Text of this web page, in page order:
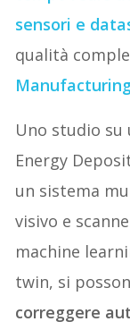
sensori e
qualità
Uno studio su
Energy
un sistema
visivo e
machine
twin, si
correggere